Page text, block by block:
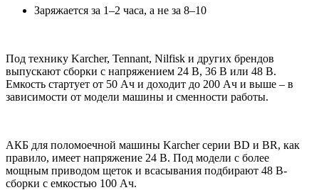
Заряжается за 1‒2 часа, а не за 8‒10
Под технику Karcher, Tennant, Nilfisk и других брендов
выпускают сборки с напряжением 24 В, 36 В или 48 В.
Емкость стартует от 50 Ач и доходит до 200 Ач и выше ‒ в
зависимости от модели машины и сменности работы.
AКБ для поломоечной машины Karcher серии BD и BR, как
правило, имеет напряжение 24 В. Под модели с более
мощным приводом щеток и всасывания подбирают 48 В-
сборки с емкостью 100 Ач.